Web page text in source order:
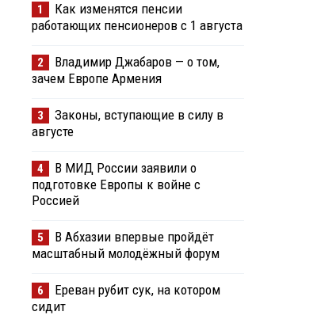
1
Как изменятся пенсии
работающих пенсионеров с 1 августа
2
Владимир Джабаров — о том,
зачем Европе Армения
3
Законы, вступающие в силу в
августе
4
В МИД России заявили о
подготовке Европы к войне с
Россией
5
В Абхазии впервые пройдёт
масштабный молодёжный форум
6
Ереван рубит сук, на котором
сидит